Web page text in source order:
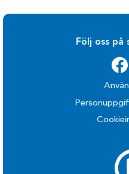
Följ oss på